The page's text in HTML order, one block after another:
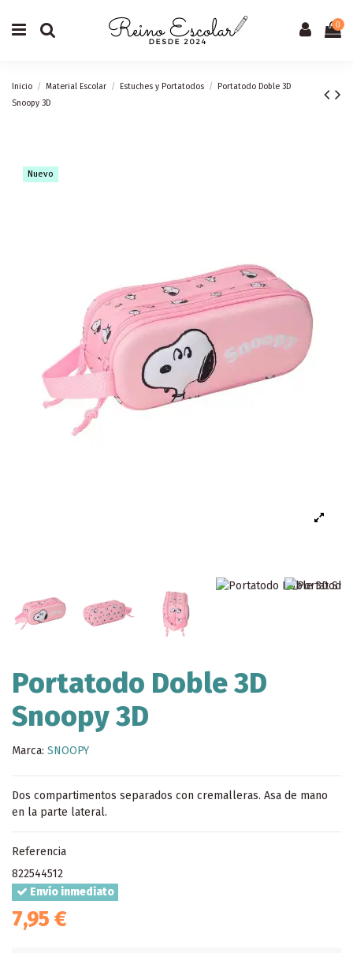
0
Inicio Material Escolar Estuches y Portatodos
Portatodo Doble 3D
Snoopy 3D
Nuevo
Portatodo Doble 3D
Snoopy 3D
Marca: SNOOPY
Dos compartimentos separados con cremalleras. Asa de mano
en la parte lateral.
Referencia
822544512
Envío inmediato
7,95 €